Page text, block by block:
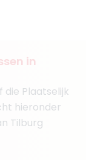
in
die Plaatselijk
hieronder
Tilburg